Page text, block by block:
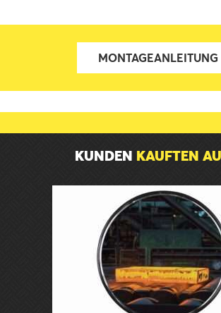
MONTAGEANLEITUNG
KUNDEN KAUFTEN